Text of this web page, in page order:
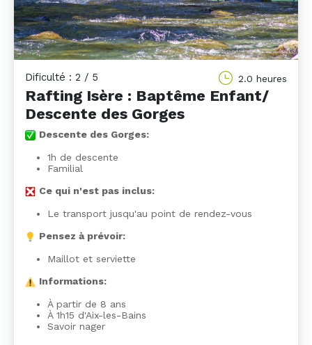
Dificulté : 2 / 5 2.0 heures
Rafting Isère : Baptême Enfant/
Descente des Gorges
Descente des Gorges:
1h de descente
Familial
Ce qui n'est pas inclus:
Le transport jusqu'au point de rendez-vous
Pensez à prévoir:
Maillot et serviette
Informations:
À partir de 8 ans
À 1h15 d'Aix-les-Bains
Savoir nager